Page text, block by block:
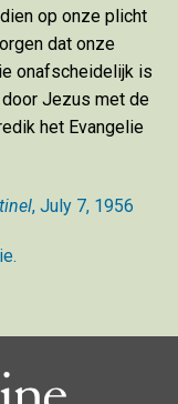
op onze plicht
dat onze
onafscheidelijk is
Jezus met de
het Evangelie
, July 7, 1956